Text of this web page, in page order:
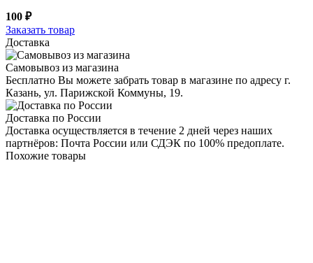
100 ₽
Заказать товар
Доставка
Самовывоз из магазина
Бесплатно Вы можете забрать товар в магазине по адресу г.
Казань, ул. Парижской Коммуны, 19.
Доставка по России
Доставка осуществляется в течение 2 дней через наших
партнёров: Почта России или СДЭК по 100% предоплате.
Похожие товары